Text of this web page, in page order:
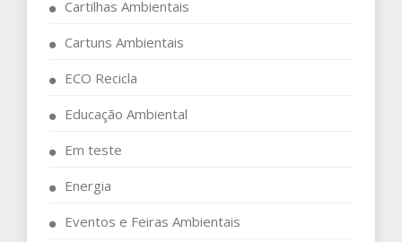
Cartilhas Ambientais
Cartuns Ambientais
ECO Recicla
Educação Ambiental
Em teste
Energia
Eventos e Feiras Ambientais